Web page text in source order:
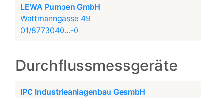
LEWA Pumpen GmbH
Wattmanngasse 49
01/8773040...-0
Durchflussmessgeräte
IPC Industrieanlagenbau GesmbH